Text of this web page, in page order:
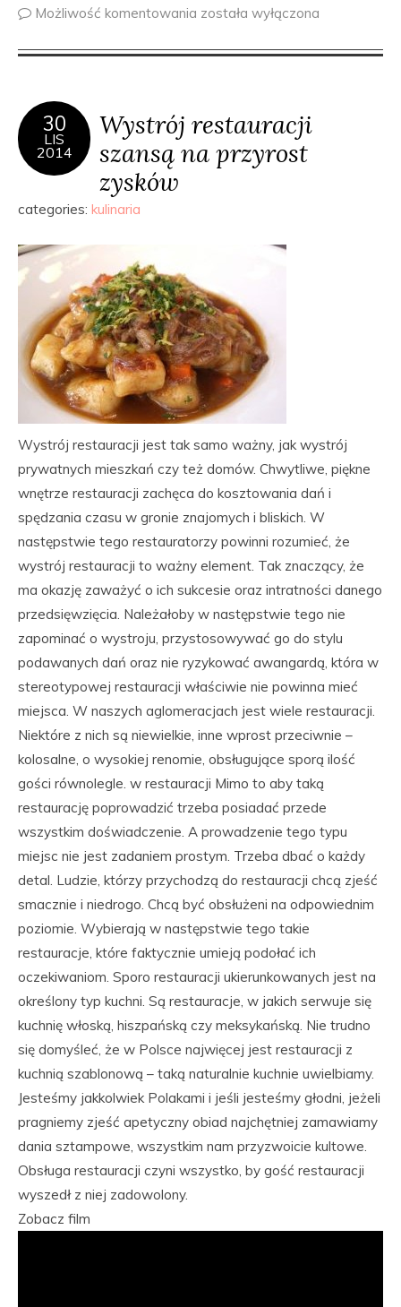
Możliwość komentowania została wyłączona
30
LIS
2014
Wystrój restauracji
szansą na przyrost
zysków
categories: kulinaria
Wystrój restauracji jest tak samo ważny, jak wystrój
prywatnych mieszkań czy też domów. Chwytliwe, piękne
wnętrze restauracji zachęca do kosztowania dań i
spędzania czasu w gronie znajomych i bliskich. W
następstwie tego restauratorzy powinni rozumieć, że
wystrój restauracji to ważny element. Tak znaczący, że
ma okazję zaważyć o ich sukcesie oraz intratności danego
przedsięwzięcia. Należałoby w następstwie tego nie
zapominać o wystroju, przystosowywać go do stylu
podawanych dań oraz nie ryzykować awangardą, która w
stereotypowej restauracji właściwie nie powinna mieć
miejsca. W naszych aglomeracjach jest wiele restauracji.
Niektóre z nich są niewielkie, inne wprost przeciwnie –
kolosalne, o wysokiej renomie, obsługujące sporą ilość
gości równolegle. w restauracji Mimo to aby taką
restaurację poprowadzić trzeba posiadać przede
wszystkim doświadczenie. A prowadzenie tego typu
miejsc nie jest zadaniem prostym. Trzeba dbać o każdy
detal. Ludzie, którzy przychodzą do restauracji chcą zjeść
smacznie i niedrogo. Chcą być obsłużeni na odpowiednim
poziomie. Wybierają w następstwie tego takie
restauracje, które faktycznie umieją podołać ich
oczekiwaniom. Sporo restauracji ukierunkowanych jest na
określony typ kuchni. Są restauracje, w jakich serwuje się
kuchnię włoską, hiszpańską czy meksykańską. Nie trudno
się domyśleć, że w Polsce najwięcej jest restauracji z
kuchnią szablonową – taką naturalnie kuchnie uwielbiamy.
Jesteśmy jakkolwiek Polakami i jeśli jesteśmy głodni, jeżeli
pragniemy zjeść apetyczny obiad najchętniej zamawiamy
dania sztampowe, wszystkim nam przyzwoicie kultowe.
Obsługa restauracji czyni wszystko, by gość restauracji
wyszedł z niej zadowolony.
Zobacz film